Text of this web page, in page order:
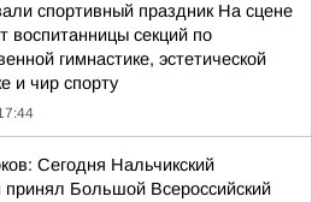
спортивный праздник На сцене
воспитанницы секций по
гимнастике, эстетической
и чир спорту
Сегодня Нальчикский
принял Большой Всероссийский